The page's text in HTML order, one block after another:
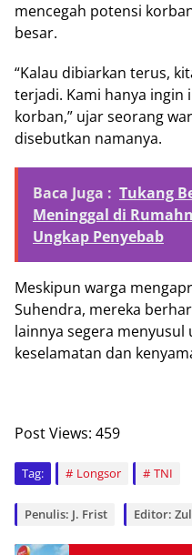
mencegah potensi
besar.
“Kalau dibiarkan terus,
terjadi. Kami hanya ingin
korban,” ujar seorang
disebutkan namanya.
Baca Juga : Tukang
Meninggal di
Ungkap Penyebab
Meskipun warga
Suhendra, mereka
lainnya segera
keselamatan dan
Post Views: 459
Tag: Longsor TNI
Penulis: J. Frist Editor: